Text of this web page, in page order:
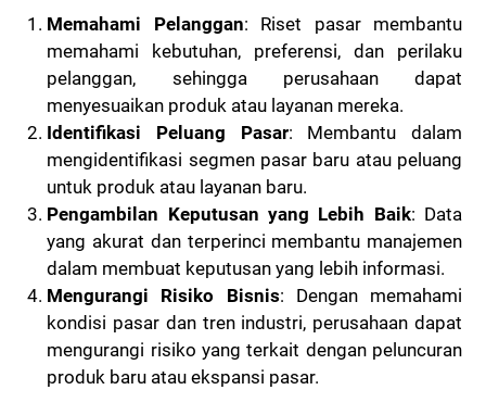
Memahami Pelanggan: Riset pasar membantu
memahami kebutuhan, preferensi, dan perilaku
pelanggan, sehingga perusahaan dapat
menyesuaikan produk atau layanan mereka.
Identifikasi Peluang Pasar: Membantu dalam
mengidentifikasi segmen pasar baru atau peluang
untuk produk atau layanan baru.
Pengambilan Keputusan yang Lebih Baik: Data
yang akurat dan terperinci membantu manajemen
dalam membuat keputusan yang lebih informasi.
Mengurangi Risiko Bisnis: Dengan memahami
kondisi pasar dan tren industri, perusahaan dapat
mengurangi risiko yang terkait dengan peluncuran
produk baru atau ekspansi pasar.